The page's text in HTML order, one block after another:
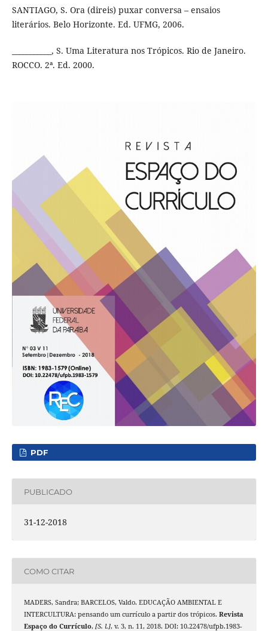
SANTIAGO, S. Ora (direis) puxar conversa – ensaios
literários. Belo Horizonte. Ed. UFMG, 2006.
___________, S. Uma Literatura nos Trópicos. Rio de Janeiro.
ROCCO. 2ª. Ed. 2000.
PDF
PUBLICADO
31-12-2018
COMO CITAR
MADERS, Sandra; BARCELOS, Valdo. EDUCAÇÃO AMBIENTAL E
INTERCULTURA: pensando um currículo a partir dos trópicos. Revista
Espaço do Currículo, [S. l.], v. 3, n. 11, 2018. DOI: 10.22478/ufpb.1983-